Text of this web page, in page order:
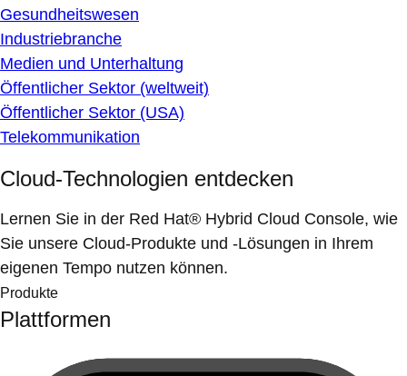
Gesundheitswesen
Industriebranche
Medien und Unterhaltung
Öffentlicher Sektor (weltweit)
Öffentlicher Sektor (USA)
Telekommunikation
Cloud-Technologien entdecken
Lernen Sie in der Red Hat® Hybrid Cloud Console, wie
Sie unsere Cloud-Produkte und -Lösungen in Ihrem
eigenen Tempo nutzen können.
Produkte
Plattformen